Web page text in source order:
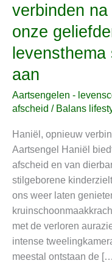
verbinden
onze
aan
Aartsengelen -
afscheid / Balans
Haniël, opnieuw
Aartsengel Haniël
afscheid en van
stilgeborene
ons weer laten
met de verloren
intense
meestal ontstaan de
laat
ons
opnieuw
verbinden
na
rouwprocessen
met
geliefden
en
biedt
levensthema
sleutels
en
cijfers
aan